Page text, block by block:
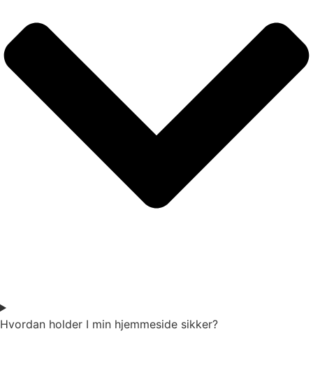
Hvordan holder I min hjemmeside sikker?